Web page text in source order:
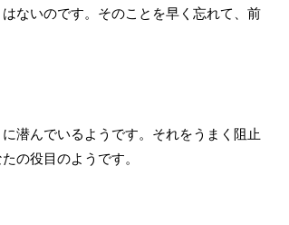
ないのです。そのことを早く忘れて、前
潜んでいるようです。それをうまく阻止
の役目のようです。